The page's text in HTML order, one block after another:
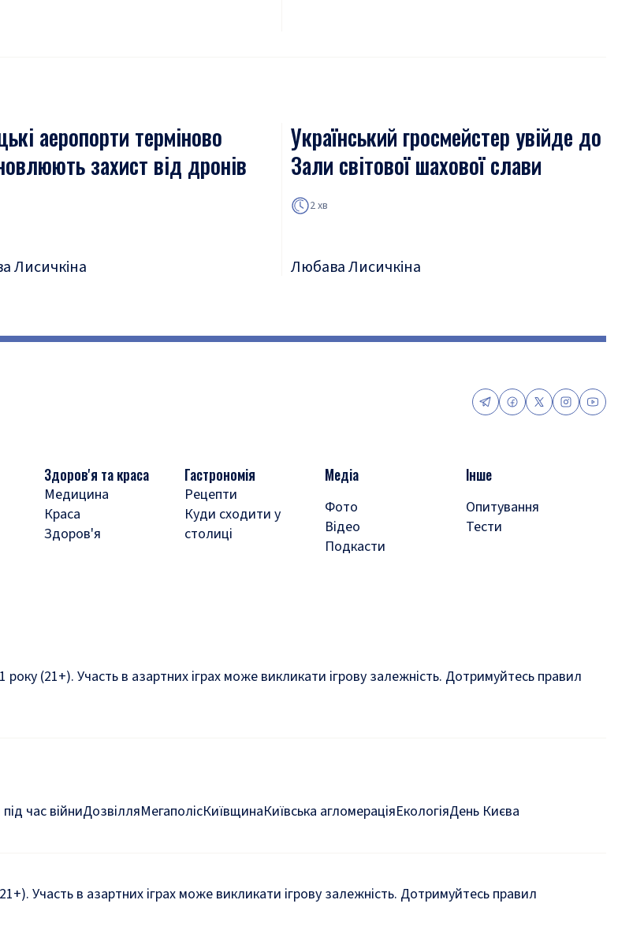
аеропорти терміново
захист від дронів
Лисичкіна
Український гросмейстер увійде до
Зали світової шахової слави
2 хв
Любава Лисичкіна
Здоров'я та краса
Медицина
Краса
Здоров'я
Гастрономія
Рецепти
Куди сходити у
столиці
Медіа
Фото
Відео
Подкасти
Інше
Опитування
Тести
(21+). Участь в азартних іграх може викликати ігрову залежність. Дотримуйтесь правил
час війниДозвілляМегаполісКиївщинаКиївська агломераціяЕкологіяДень Києва
Участь в азартних іграх може викликати ігрову залежність. Дотримуйтесь правил